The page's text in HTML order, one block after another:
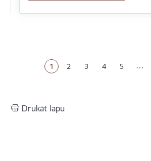
Pašreizējā lapa
1 Lapa
2 Lapa
3 Lapa
4 Lapa
5 …
Drukāt lapu